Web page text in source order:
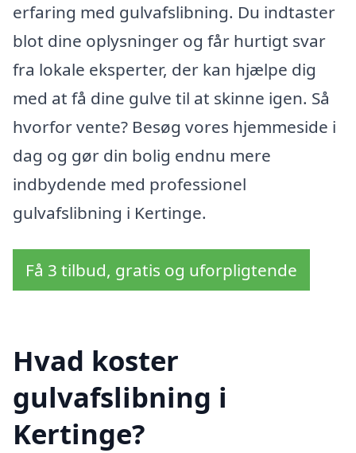
erfaring med gulvafslibning. Du indtaster
blot dine oplysninger og får hurtigt svar
fra lokale eksperter, der kan hjælpe dig
med at få dine gulve til at skinne igen. Så
hvorfor vente? Besøg vores hjemmeside i
dag og gør din bolig endnu mere
indbydende med professionel
gulvafslibning i Kertinge.
Få 3 tilbud, gratis og uforpligtende
Hvad koster
gulvafslibning i
Kertinge?